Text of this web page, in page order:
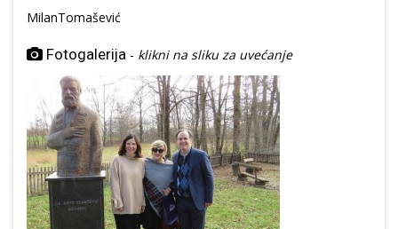
MilanTomašević
Fotogalerija - klikni na sliku za uvećanje